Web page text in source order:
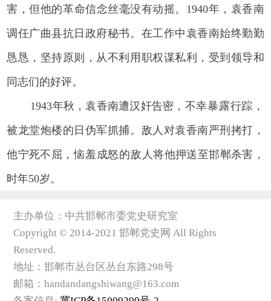
害，但他的革命信念丝毫没有动摇。1940年，袁香南
调任广曲县抗日政府秘书。在工作中袁香南始终勤勤
恳恳，坚持原则，从不利用职权谋私利，受到领导和
同志们的好评。
1943年秋，袁香南遭汉奸告密， 不幸暴露行踪，
被龙堂炮楼的日伪军抓捕。敌人对袁香南严刑拷打，
他宁死不屈，恼羞成怒的敌人将他押送至邯郸杀害，
时年50岁。
主办单位：中共邯郸市委党史研究室
Copyright © 2014-2021 邯郸党史网 All Rights
Reserved.
地址：邯郸市丛台区丛台东路298号
邮箱：handandangshiwang@163.com